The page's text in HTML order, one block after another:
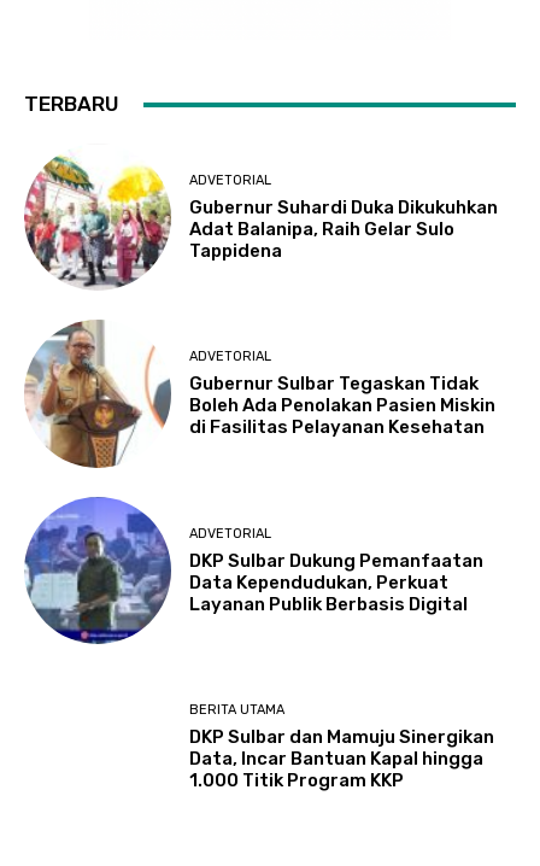
TERBARU
ADVETORIAL
Gubernur Suhardi Duka Dikukuhkan
Adat Balanipa, Raih Gelar Sulo
Tappidena
ADVETORIAL
Gubernur Sulbar Tegaskan Tidak
Boleh Ada Penolakan Pasien Miskin
di Fasilitas Pelayanan Kesehatan
ADVETORIAL
DKP Sulbar Dukung Pemanfaatan
Data Kependudukan, Perkuat
Layanan Publik Berbasis Digital
BERITA UTAMA
DKP Sulbar dan Mamuju Sinergikan
Data, Incar Bantuan Kapal hingga
1.000 Titik Program KKP